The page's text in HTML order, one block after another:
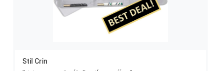
Stil Crin